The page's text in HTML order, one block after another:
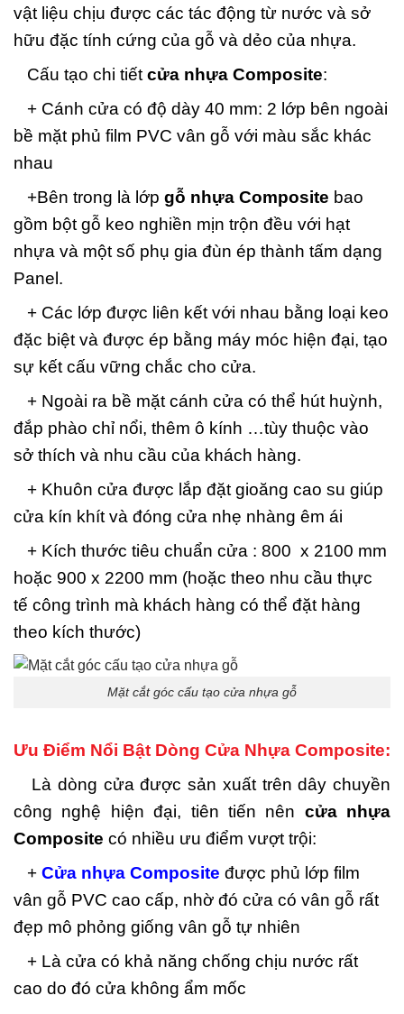
vật liệu chịu được các tác động từ nước và sở
hữu đặc tính cứng của gỗ và dẻo của nhựa.
Cấu tạo chi tiết cửa nhựa Composite:
+ Cánh cửa có độ dày 40 mm: 2 lớp bên ngoài
bề mặt phủ film PVC vân gỗ với màu sắc khác
nhau
+Bên trong là lớp gỗ nhựa Composite bao
gồm bột gỗ keo nghiền mịn trộn đều với hạt
nhựa và một số phụ gia đùn ép thành tấm dạng
Panel.
+ Các lớp được liên kết với nhau bằng loại keo
đặc biệt và được ép bằng máy móc hiện đại, tạo
sự kết cấu vững chắc cho cửa.
+ Ngoài ra bề mặt cánh cửa có thể hút huỳnh,
đắp phào chỉ nổi, thêm ô kính …tùy thuộc vào
sở thích và nhu cầu của khách hàng.
+ Khuôn cửa được lắp đặt gioăng cao su giúp
cửa kín khít và đóng cửa nhẹ nhàng êm ái
+ Kích thước tiêu chuẩn cửa : 800 x 2100 mm
hoặc 900 x 2200 mm (hoặc theo nhu cầu thực
tế công trình mà khách hàng có thể đặt hàng
theo kích thước)
Mặt cắt góc cấu tạo cửa nhựa gỗ
Ưu Điểm Nổi Bật Dòng Cửa Nhựa Composite:
Là dòng cửa được sản xuất trên dây chuyền
công nghệ hiện đại, tiên tiến nên cửa nhựa
Composite có nhiều ưu điểm vượt trội:
+ Cửa nhựa Composite được phủ lớp film
vân gỗ PVC cao cấp, nhờ đó cửa có vân gỗ rất
đẹp mô phỏng giống vân gỗ tự nhiên
+ Là cửa có khả năng chống chịu nước rất
cao do đó cửa không ẩm mốc